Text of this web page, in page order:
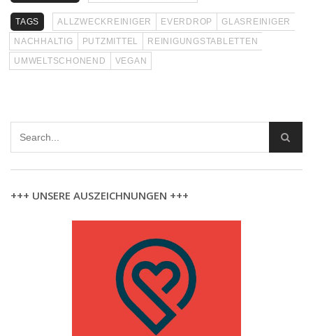
TAGS ALLZWECKREINIGER EVERDROP
GLASREINIGER
NACHHALTIG
PUTZMITTEL
REINIGUNGSTABLETTEN
UMWELTSCHONEND
VEGAN
+++ UNSERE AUSZEICHNUNGEN +++